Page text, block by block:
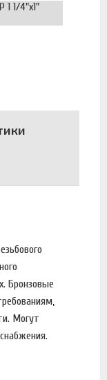
1 1/4"х1"
Бронзовые
Могут